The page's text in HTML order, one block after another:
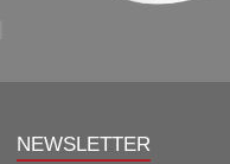
NEWSLETTER